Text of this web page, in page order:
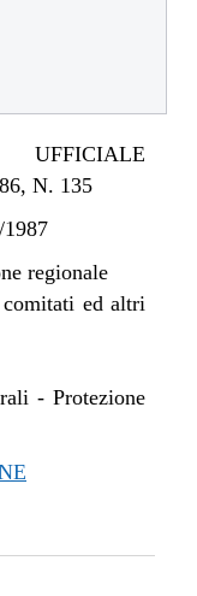
N. 135
regionale
ed altri
- Protezione